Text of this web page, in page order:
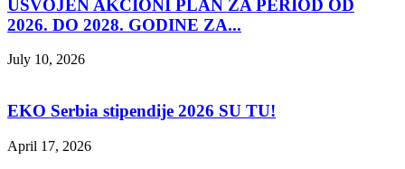
USVOJEN AKCIONI PLAN ZA PERIOD OD
2026. DO 2028. GODINE ZA...
July 10, 2026
EKO Serbia stipendije 2026 SU TU!
April 17, 2026